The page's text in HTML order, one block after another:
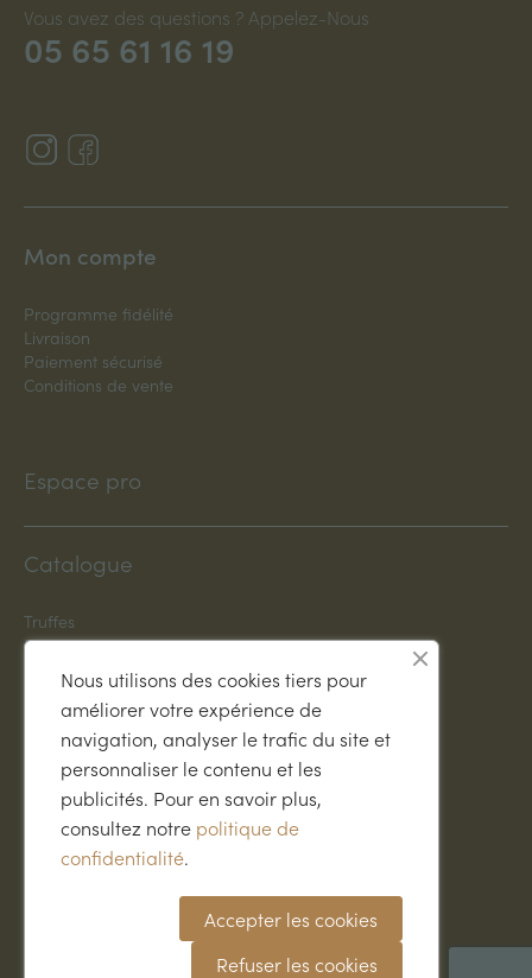
Vous avez des questions ? Appelez-Nous
05 65 61 16 19
Mon compte
Programme fidélité
Livraison
Paiement sécurisé
Conditions de vente
Espace pro
Catalogue
Truffes
Plants truffiers INRA
Spécialités truffées
Dresser son chien
Accessoires
Librairie
Idées cadeaux
Conseils & infos
Nous utilisons des cookies tiers pour
améliorer votre expérience de
navigation, analyser le trafic du site et
personnaliser le contenu et les
publicités. Pour en savoir plus,
consultez notre politique de
confidentialité.
Accepter les cookies
Refuser les cookies